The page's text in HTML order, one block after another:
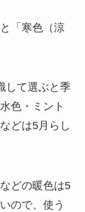
「寒色（涼
して選ぶと季
色・ミント
どは5月らし
どの暖色は5
ので、使う